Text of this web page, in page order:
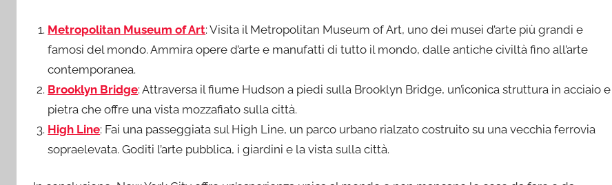
Metropolitan Museum of Art: Visita il Metropolitan Museum of Art, uno dei musei d’arte più grandi e
famosi del mondo. Ammira opere d’arte e manufatti di tutto il mondo, dalle antiche civiltà fino all’arte
contemporanea.
Brooklyn Bridge: Attraversa il fiume Hudson a piedi sulla Brooklyn Bridge, un’iconica struttura in acciaio e
pietra che offre una vista mozzafiato sulla città.
High Line: Fai una passeggiata sul High Line, un parco urbano rialzato costruito su una vecchia ferrovia
sopraelevata. Goditi l’arte pubblica, i giardini e la vista sulla città.